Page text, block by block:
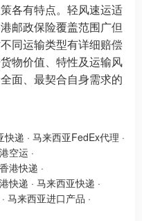
各有特点。轻风速运适
邮政保险覆盖范围广但
同运输类型有详细赔偿
物价值、特性及运输风
面、最契合自身需求的
快递 · 马来西亚FedEx代理 ·
空运 ·
港快递 ·
快递 · 马来西亚快递 ·
· 马来西亚进口产品 ·